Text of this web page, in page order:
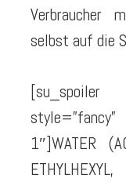
Verbraucher
selbst auf die
1″]WATER